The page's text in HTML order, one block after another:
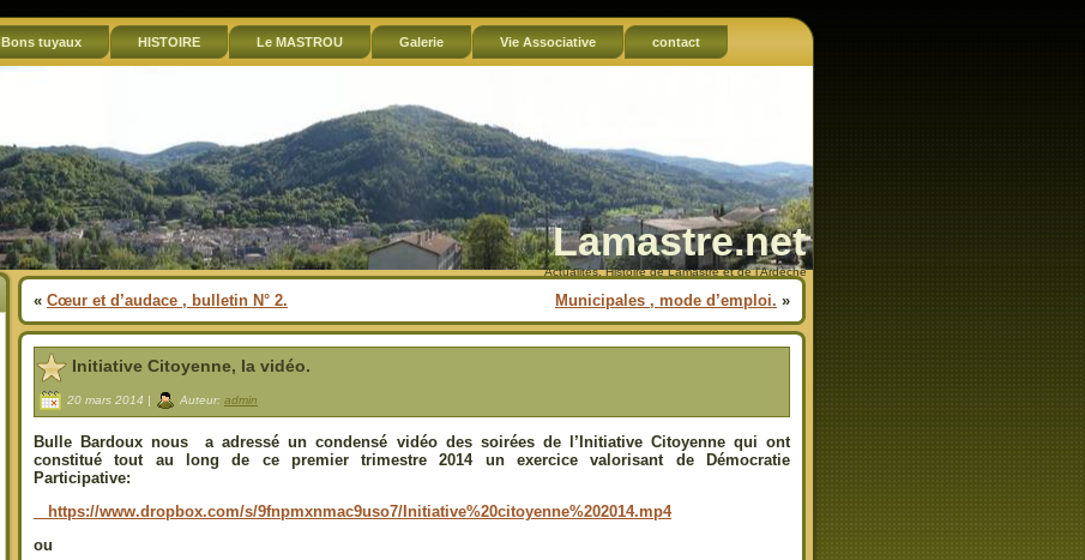
Bons tuyaux HISTOIRE Le MASTROU Galerie Vie Associative contact
Lamastre.net
Actualités, Histoire de Lamastre et de l'Ardèche
« Cœur et d’audace , bulletin N° 2. Municipales , mode d’emploi. »
Initiative Citoyenne, la vidéo.
20 mars 2014 | Auteur: admin
Bulle Bardoux nous a adressé un condensé vidéo des soirées de l’Initiative Citoyenne qui ont
constitué tout au long de ce premier trimestre 2014 un exercice valorisant de Démocratie
Participative:
https://www.dropbox.com/s/9fnpmxnmac9uso7/Initiative%20citoyenne%202014.mp4
ou